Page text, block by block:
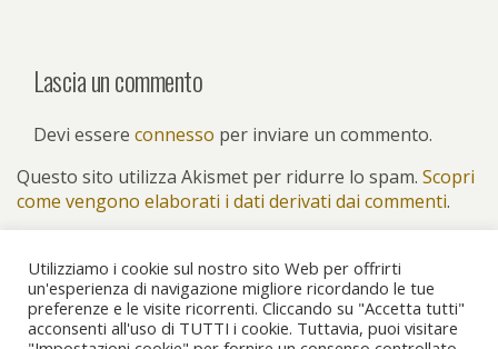
Lascia un commento
Devi essere connesso per inviare un commento.
Questo sito utilizza Akismet per ridurre lo spam. Scopri
come vengono elaborati i dati derivati dai commenti.
Torna su
Utilizziamo i cookie sul nostro sito Web per offrirti
un'esperienza di navigazione migliore ricordando le tue
preferenze e le visite ricorrenti. Cliccando su "Accetta tutti"
acconsenti all'uso di TUTTI i cookie. Tuttavia, puoi visitare